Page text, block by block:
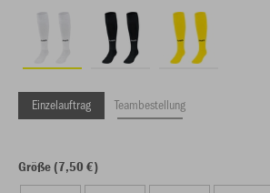
Einzelauftrag Teambestellung
Größe (7,50 €)